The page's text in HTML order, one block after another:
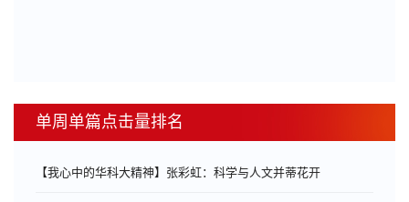
单周单篇点击量排名
【我心中的华科大精神】张彩虹：科学与人文并蒂花开